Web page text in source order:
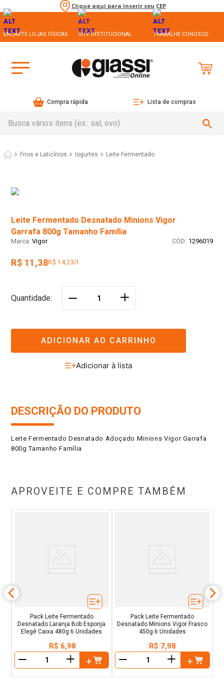
Clique aqui para inserir seu CEP
ENCARTE LOJAS FÍSICAS SITE INSTITUCIONAL TRABALHE CONOSCO
Compra rápida Lista de compras
Frios e Laticínios Iogurtes Leite Fermentado
Leite Fermentado Desnatado Minions Vigor
Garrafa 800g Tamanho Família
Vigor : 1296019
R$ 11,38R$ 14,23/l
Quantidade ＋
ADICIONAR AO CARRINHO
DESCRIÇÃO DO PRODUTO
Leite Fermentado Desnatado Adoçado Minions Vigor Garrafa
800g Tamanho Família
APROVEITE E COMPRE TAMBÉM
Pack Leite Fermentado
Desnatado Laranja Bob Esponja
Elegê Caixa 480g 6 Unidades
R$ 6,98
＋
Pack Leite Fermentado
Desnatado Minions Vigor Frasco
450g 6 Unidades
R$ 7,98
＋